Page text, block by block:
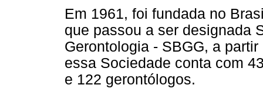
Em 1961, foi fundada no
que passou a ser designada
Gerontologia - SBGG, a
essa Sociedade conta com
e 122 gerontólogos.